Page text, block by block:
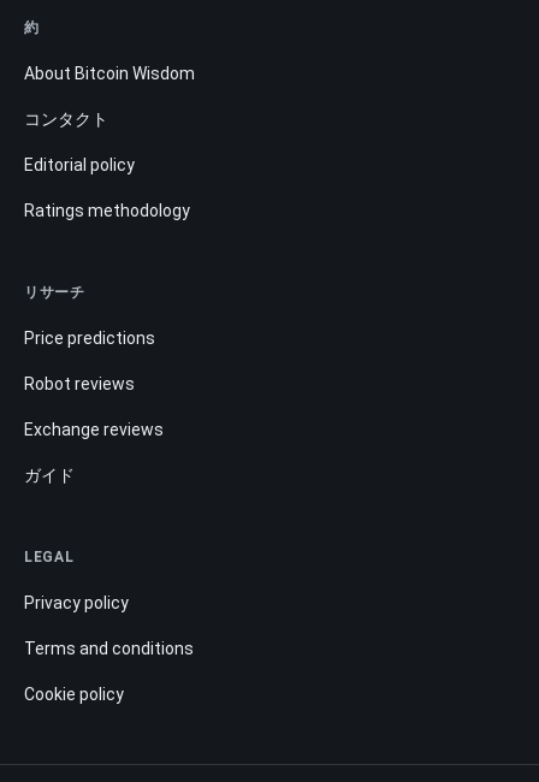
約
About Bitcoin Wisdom
コンタクト
Editorial policy
Ratings methodology
リサーチ
Price predictions
Robot reviews
Exchange reviews
ガイド
LEGAL
Privacy policy
Terms and conditions
Cookie policy